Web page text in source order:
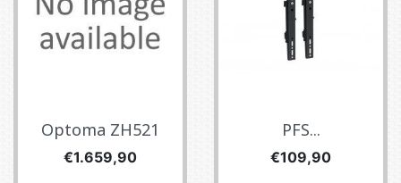
Optoma ZH521
Fiyat
€1.659,90
PFS...
Fiyat
€109,90